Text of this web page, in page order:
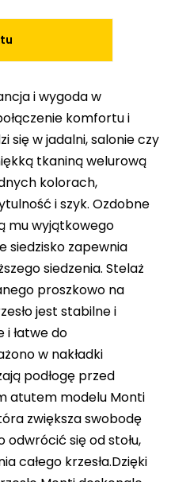
i wygoda w
komfortu i
się w jadalni, salonie czy
tkaniną welurową
kolorach,
i szyk. Ozdobne
mu wyjątkowego
siedzisko zapewnia
siedzenia. Stelaż
proszkowo na
jest stabilne i
i łatwe do
w nakładki
podłogę przed
atutem modelu Monti
zwiększa swobodę
odwrócić się od stołu,
całego krzesła.Dzięki